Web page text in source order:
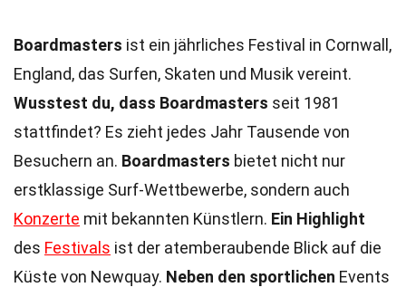
Boardmasters ist ein jährliches Festival in Cornwall,
England, das Surfen, Skaten und Musik vereint.
Wusstest du, dass Boardmasters seit 1981
stattfindet? Es zieht jedes Jahr Tausende von
Besuchern an. Boardmasters bietet nicht nur
erstklassige Surf-Wettbewerbe, sondern auch
Konzerte mit bekannten Künstlern. Ein Highlight
des Festivals ist der atemberaubende Blick auf die
Küste von Newquay. Neben den sportlichen Events